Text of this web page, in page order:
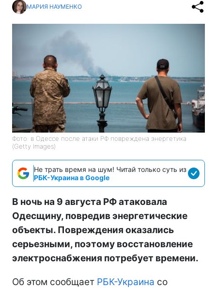
МАРИЯ НАУМЕНКО
Фото: в Одессе после атаки РФ повреждена энергетика
(Getty Images)
Не трать время на шум! Читай только суть из
РБК-Украина в Google
В ночь на 9 августа РФ атаковала
Одесщину, повредив энергетические
объекты. Повреждения оказались
серьезными, поэтому восстановление
электроснабжения потребует времени.
Об этом сообщает РБК-Украина со